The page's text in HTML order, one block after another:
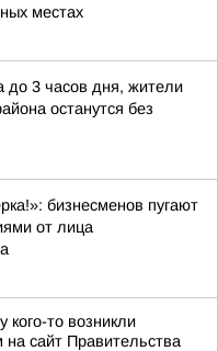
местах
до 3 часов дня, жители
останутся без
бизнесменов пугают
от лица
то возникли
сайт Правительства